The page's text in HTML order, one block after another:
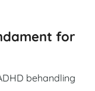
for
behandling